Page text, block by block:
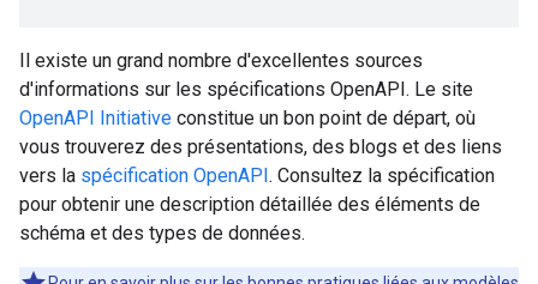
Il existe un grand nombre d'excellentes sources
d'informations sur les spécifications OpenAPI. Le site
OpenAPI Initiative constitue un bon point de départ, où
vous trouverez des présentations, des blogs et des liens
vers la spécification OpenAPI . Consultez la spécification
pour obtenir une description détaillée des éléments de
schéma et des types de données.